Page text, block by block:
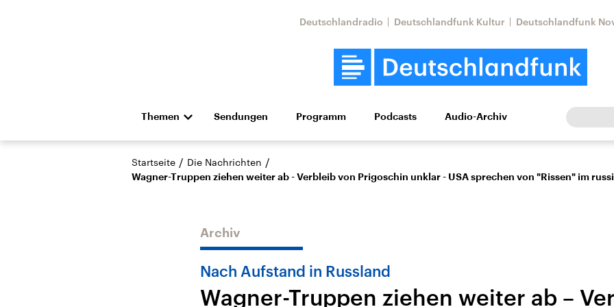
Deutschlandradio Deutschlandfunk Kultur Deutschlandfunk
Themen
Die Nachrichten Politik Wirtschaft Wissen Kultur Europa
Hörspiel und Feature
Anhalt 2026
Aktuelle Beiträge,
Nahostkonflikt
Aktuelle Lage und
Aktuelle Lage und
Sendungen Programm Podcasts Audio-Archiv
Startseite / Die Nachrichten /
Wagner-Truppen ziehen weiter ab - Verbleib von Prigoschin unklar - USA sprechen von "Rissen" im
Archiv
Nach Aufstand in Russland
Wagner-Truppen ziehen weiter ab –